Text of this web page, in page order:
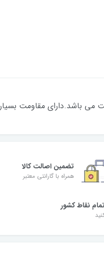
می باشد.دارای مقاومت
تضمین اصالت کالا
همراه با گارانتی معتبر
نقاط کشور